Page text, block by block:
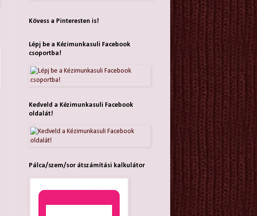
Kövess a Pinteresten is!
Lépj be a Kézimunkasuli Facebook
csoportba!
Kedveld a Kézimunkasuli Facebook
oldalát!
Pálca/szem/sor átszámítási kalkulátor